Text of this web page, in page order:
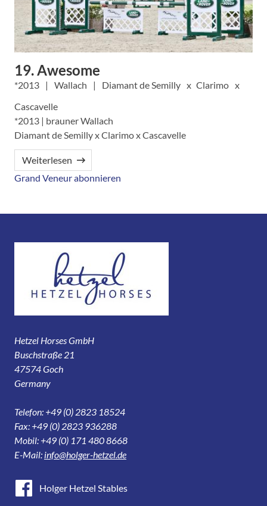
19. Awesome
2013 Wallach Diamant de Semilly
Clarimo
Cascavelle
*2013 | brauner Wallach
Diamant de Semilly x Clarimo x Cascavelle
Weiterlesen
Grand Veneur abonnieren
Hetzel Horses GmbH
Buschstraße 21
47574 Goch
Germany
Telefon: +49 (0) 2823 18524
Fax: +49 (0) 2823 936288
Mobil: +49 (0) 171 480 8668
E-Mail: info@holger-hetzel.de
Holger Hetzel Stables